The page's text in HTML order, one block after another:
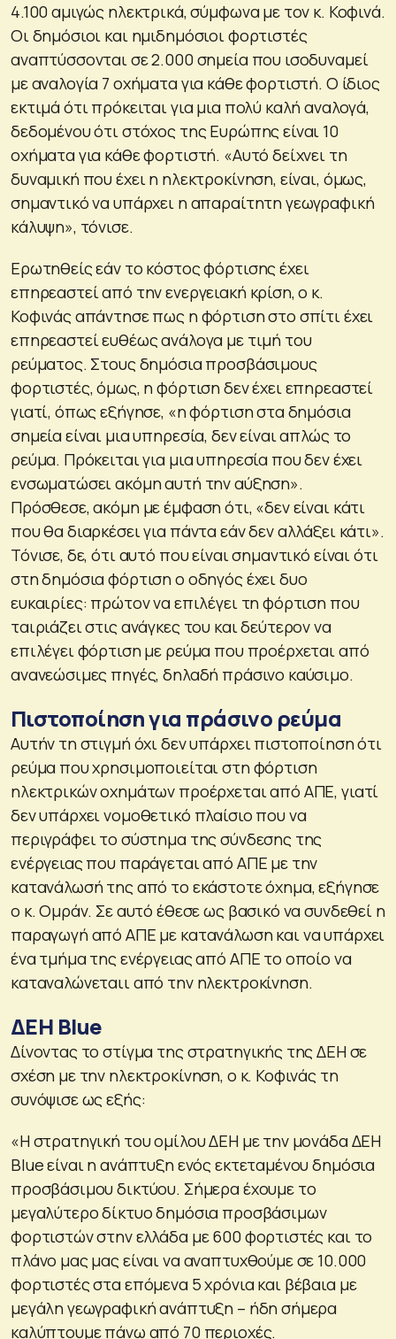
4.100 αμιγώς ηλεκτρικά, σύμφωνα με τον κ. Κοφινά.
Οι δημόσιοι και ημιδημόσιοι φορτιστές
αναπτύσσονται σε 2.000 σημεία που ισοδυναμεί
με αναλογία 7 οχήματα για κάθε φορτιστή. Ο ίδιος
εκτιμά ότι πρόκειται για μια πολύ καλή αναλογά,
δεδομένου ότι στόχος της Ευρώπης είναι 10
οχήματα για κάθε φορτιστή. «Αυτό δείχνει τη
δυναμική που έχει η ηλεκτροκίνηση, είναι, όμως,
σημαντικό να υπάρχει η απαραίτητη γεωγραφική
κάλυψη», τόνισε.
Ερωτηθείς εάν το κόστος φόρτισης έχει
επηρεαστεί από την ενεργειακή κρίση, ο κ.
Κοφινάς απάντησε πως η φόρτιση στο σπίτι έχει
επηρεαστεί ευθέως ανάλογα με τιμή του
ρεύματος. Στους δημόσια προσβάσιμους
φορτιστές, όμως, η φόρτιση δεν έχει επηρεαστεί
γιατί, όπως εξήγησε, «η φόρτιση στα δημόσια
σημεία είναι μια υπηρεσία, δεν είναι απλώς το
ρεύμα. Πρόκειται για μια υπηρεσία που δεν έχει
ενσωματώσει ακόμη αυτή την αύξηση».
Πρόσθεσε, ακόμη με έμφαση ότι, «δεν είναι κάτι
που θα διαρκέσει για πάντα εάν δεν αλλάξει κάτι».
Τόνισε, δε, ότι αυτό που είναι σημαντικό είναι ότι
στη δημόσια φόρτιση ο οδηγός έχει δυο
ευκαιρίες: πρώτον να επιλέγει τη φόρτιση που
ταιριάζει στις ανάγκες του και δεύτερον να
επιλέγει φόρτιση με ρεύμα που προέρχεται από
ανανεώσιμες πηγές, δηλαδή πράσινο καύσιμο.
Πιστοποίηση για πράσινο ρεύμα
Αυτήν τη στιγμή όχι δεν υπάρχει πιστοποίηση ότι
ρεύμα που χρησιμοποιείται στη φόρτιση
ηλεκτρικών οχημάτων προέρχεται από ΑΠΕ, γιατί
δεν υπάρχει νομοθετικό πλαίσιο που να
περιγράφει το σύστημα της σύνδεσης της
ενέργειας που παράγεται από ΑΠΕ με την
κατανάλωσή της από το εκάστοτε όχημα, εξήγησε
ο κ. Ομράν. Σε αυτό έθεσε ως βασικό να συνδεθεί η
παραγωγή από ΑΠΕ με κατανάλωση και να υπάρχει
ένα τμήμα της ενέργειας από ΑΠΕ το οποίο να
καταναλώνεταιι από την ηλεκτροκίνηση.
ΔΕΗ Blue
Δίνοντας το στίγμα της στρατηγικής της ΔΕΗ σε
σχέση με την ηλεκτροκίνηση, ο κ. Κοφινάς τη
συνόψισε ως εξής:
«Η στρατηγική του ομίλου ΔΕΗ με την μονάδα ΔΕΗ
Blue είναι η ανάπτυξη ενός εκτεταμένου δημόσια
προσβάσιμου δικτύου. Σήμερα έχουμε το
μεγαλύτερο δίκτυο δημόσια προσβάσιμων
φορτιστών στην ελλάδα με 600 φορτιστές και το
πλάνο μας μας είναι να αναπτυχθούμε σε 10.000
φορτιστές στα επόμενα 5 χρόνια και βέβαια με
μεγάλη γεωγραφική ανάπτυξη – ήδη σήμερα
καλύπτουμε πάνω από 70 περιοχές.